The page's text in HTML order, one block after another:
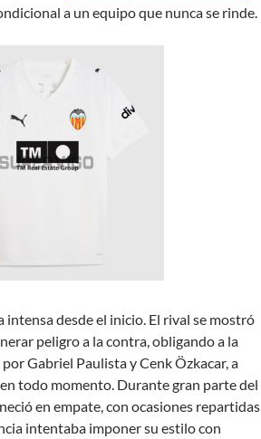
a un equipo que nunca se rinde.
intensa desde el inicio. El rival se mostró
peligro a la contra, obligando a la
Gabriel Paulista y Cenk Özkacar, a
todo momento. Durante gran parte del
en empate, con ocasiones repartidas
intentaba imponer su estilo con